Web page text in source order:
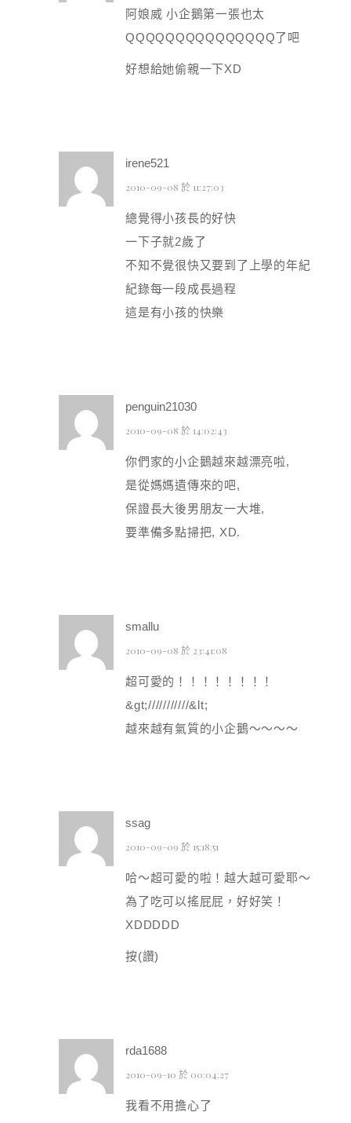
阿娘威 小企鵝第一張也太
QQQQQQQQQQQQQQQ了吧
好想給她偷親一下XD
irene521
2010-09-08 於 11:27:03
總覺得小孩長的好快
一下子就2歲了
不知不覺很快又要到了上學的年紀
紀錄每一段成長過程
這是有小孩的快樂
penguin21030
2010-09-08 於 14:02:43
你們家的小企鵝越來越漂亮啦,
是從媽媽遺傳來的吧,
保證長大後男朋友一大堆,
要準備多點掃把, XD.
smallu
2010-09-08 於 23:41:08
超可愛的！！！！！！！！
&gt;///////////&lt;
越來越有氣質的小企鵝～～～～
ssag
2010-09-09 於 15:18:51
哈～超可愛的啦！越大越可愛耶～
為了吃可以搖屁屁，好好笑！
XDDDDD
按(讚)
rda1688
2010-09-10 於 00:04:27
我看不用擔心了